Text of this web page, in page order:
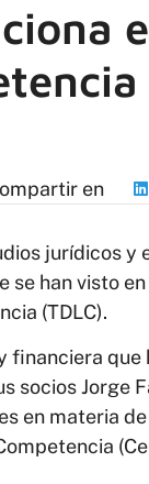
en
jurídicos y
han visto
(TDLC).
financiera que
socios Jorge
en materia